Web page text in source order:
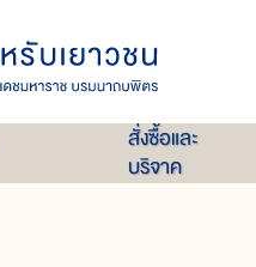
สั่งซื้อและ
บริจาค